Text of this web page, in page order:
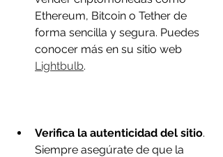
Ethereum, Bitcoin o Tether de
forma sencilla y segura. Puedes
conocer más en su sitio web
Lightbulb.
Verifica la autenticidad del sitio.
Siempre asegúrate de que la